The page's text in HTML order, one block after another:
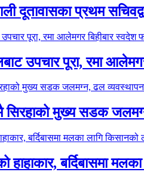
दूतावासका प्रथम
उपचार पूरा, रमा
सिरहाको मुख्य सडक
हाहाकार, बर्दिबासमा